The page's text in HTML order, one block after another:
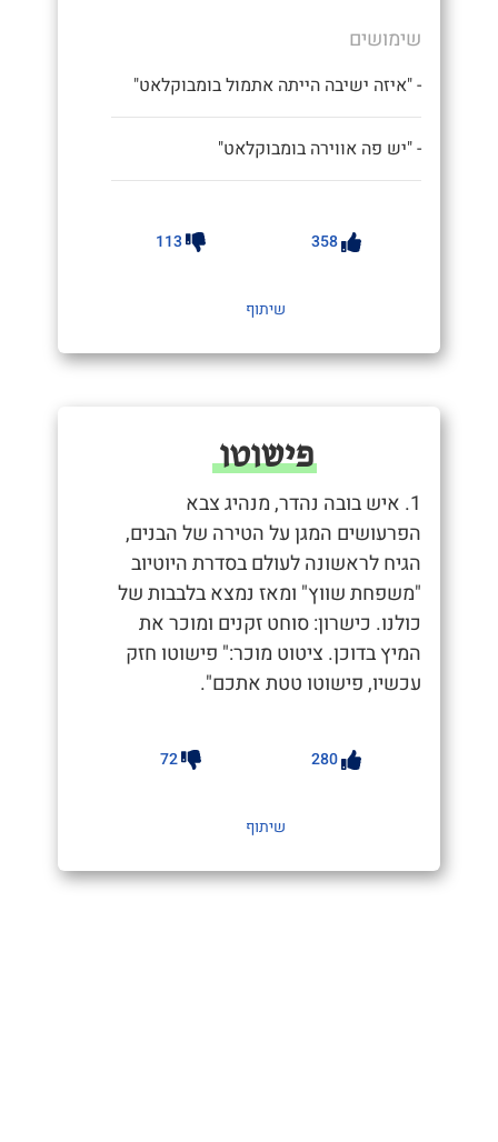
שימושים
- "איזה ישיבה הייתה אתמול בומבוקלאט"
- "יש פה אווירה בומבוקלאט"
358
113
שיתוף
פישוטו
1. איש בובה נהדר, מנהיג צבא
הפרעושים המגן על הטירה של הבנים,
הגיח לראשונה לעולם בסדרת היוטיוב
"משפחת שווץ" ומאז נמצא בלבבות של
כולנו. כישרון: סוחט זקנים ומוכר את
המיץ בדוכן. ציטוט מוכר:" פישוטו חזק
עכשיו, פישוטו טטת אתכם".
280
72
שיתוף